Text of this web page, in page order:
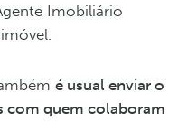
Imobiliário
é usual enviar o
com quem colaboram